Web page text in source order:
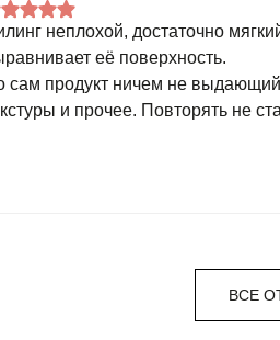
неплохой, достаточно
её поверхность.
сам продукт ничем не
и прочее. Повторять не
ВСЕ